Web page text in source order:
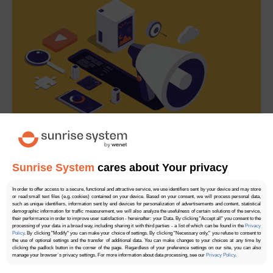
Sunrise System cares about Your privacy
In order to offer access to a secure, functional and attractive service, we use identifiers sent by your device and may store
or read small text files (e.g. cookies) contained on your device. Based on your consent, we will process personal data,
such as unique identifiers, information sent by end devices for personalization of advertisements and content, statistical
demographic information for traffic measurement, we will also analyze the usefulness of certain solutions of the service,
their performance in order to improve user satisfaction - hereinafter: your Data. By clicking "Accept all" you consent to the
processing of your data in a broad way, including sharing it with third parties - a list of which can be found in the Privacy
Policy. By clicking "Modify" you can make your choice of settings. By clicking "Necessary only," you refuse to consent to
the use of optional settings and the transfer of additional data. You can make changes to your choices at any time by
clicking the padlock button in the corner of the page. Regardless of your preference settings on our site, you can also
manage your browser`s privacy settings. For more information about data processing, see our Privacy Policy.
Czytaj także
Brak ocen